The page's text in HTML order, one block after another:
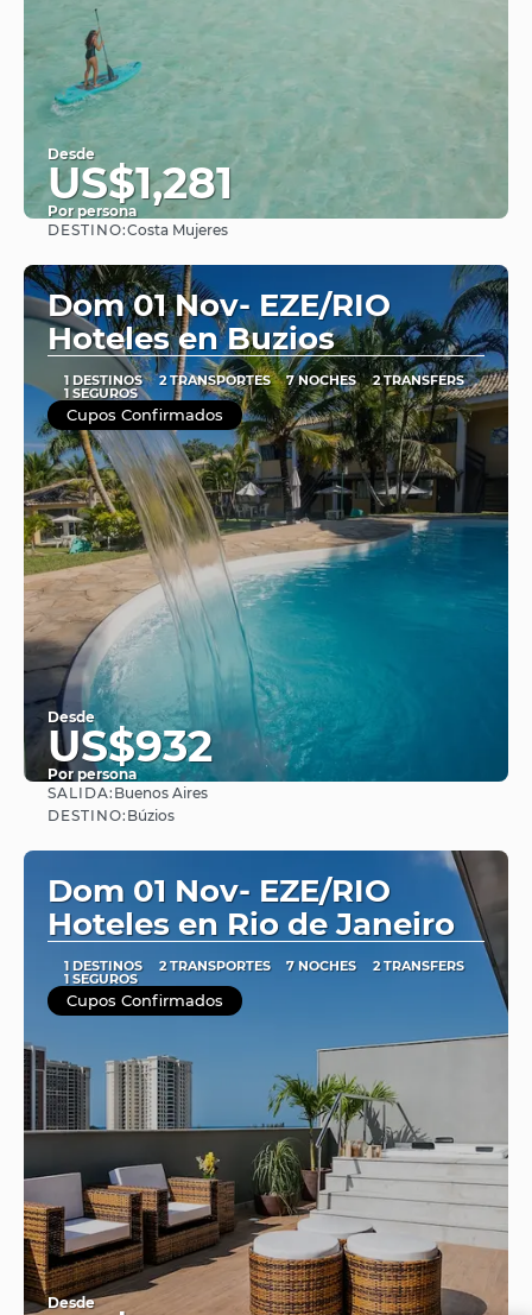
Desde
US$1,281
Por persona
DESTINO:Costa Mujeres
Dom 01 Nov- EZE/RIO
Hoteles en Buzios
1 DESTINOS 2 TRANSPORTES 7 NOCHES 2 TRANSFERS
1 SEGUROS
Cupos Confirmados
Desde
US$932
Por persona
SALIDA: Buenos Aires
DESTINO: Búzios
Dom 01 Nov- EZE/RIO
Hoteles en Rio de Janeiro
1 DESTINOS 2 TRANSPORTES 7 NOCHES 2 TRANSFERS
1 SEGUROS
Cupos Confirmados
Desde